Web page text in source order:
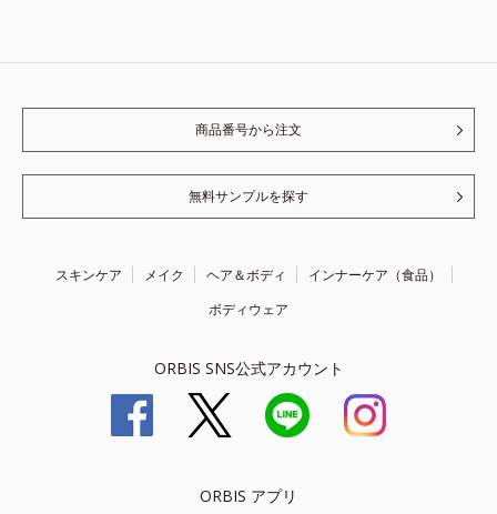
商品番号から注文
無料サンプルを探す
スキンケア メイク ヘア＆ボディ
インナーケア（食品）
ボディウェア
ORBIS SNS公式アカウント
ORBIS アプリ